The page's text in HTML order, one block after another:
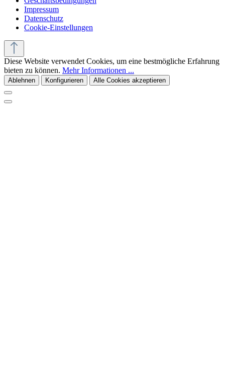
Impressum
Datenschutz
Cookie-Einstellungen
Diese Website verwendet Cookies, um eine bestmögliche Erfahrung
bieten zu können. Mehr Informationen ...
Ablehnen Konfigurieren Alle Cookies akzeptieren